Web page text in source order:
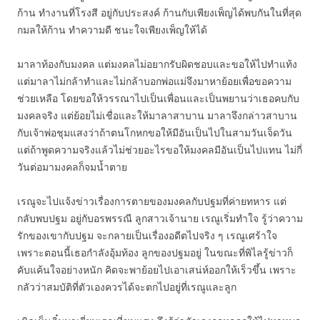
ก้าน ทำงานที่โรงสี อยู่กับประสงค์ ก้านกับเพียงเพ็ญได้พบกันในที่สุด
กมลให้ก้าน ทำความดี ชนะใจเพียงเพ็ญให้ได้
มาลาท้องกับมงคล แต่มงคลไม่อยากรับผิดชอบและขอให้ไปทำแท้ง
แต่มาลาไม่กล้าทำและไม่กล้าบอกพ่อแม่จึงมาหาย้อยเพื่อขอความ
ช่วยเหลือ โดยขอให้วรรณาไปเป็นเพื่อนและเป็นพยานว่าเธอคบกับ
มงคลจริง แต่ย้อยไม่เชื่อและให้มาลาสาบาน มาลาจึงกล่าวสาบาน
กับเจ้าพ่อชุมแสงว่าถ้าตนโกหกขอให้มีอันเป็นไปในสามวันเจ็ดวัน
แต่ถ้าพูดความจริงแล้วไม่ช่วยอะไรขอให้มงคลมีอันเป็นไปแทน ไม่กี่
วันต่อมามงคลก็จมน้ำตาย
เรณูจะไปแจ้งข่าวเรื่องการตายของมงคลกับปฐมที่ค่ายทหาร แต่
กลับพบปฐม อยู่กับอรพรรณี ลูกสาวเจ้านาย เรณูเริ่มทำใจ รู้ว่าความ
รักของเขากับปฐม จะกลายเป็นเรื่องอดีตไปจริง ๆ เรณูเศร้าใจ
เพราะตอนนี้เธอกำลังอุ้มท้อง ลูกของปฐมอยู่ ในขณะที่พิไลรู้ข่าวก็
คับแค้นใจอย่างหนัก คิดจะพาย้อยไปเอาเสน่ห์ออกให้เร็วขึ้น เพราะ
กลัวว่าสมบัติที่ตัวเองควรได้จะตกไปอยู่ที่เรณูและลูก